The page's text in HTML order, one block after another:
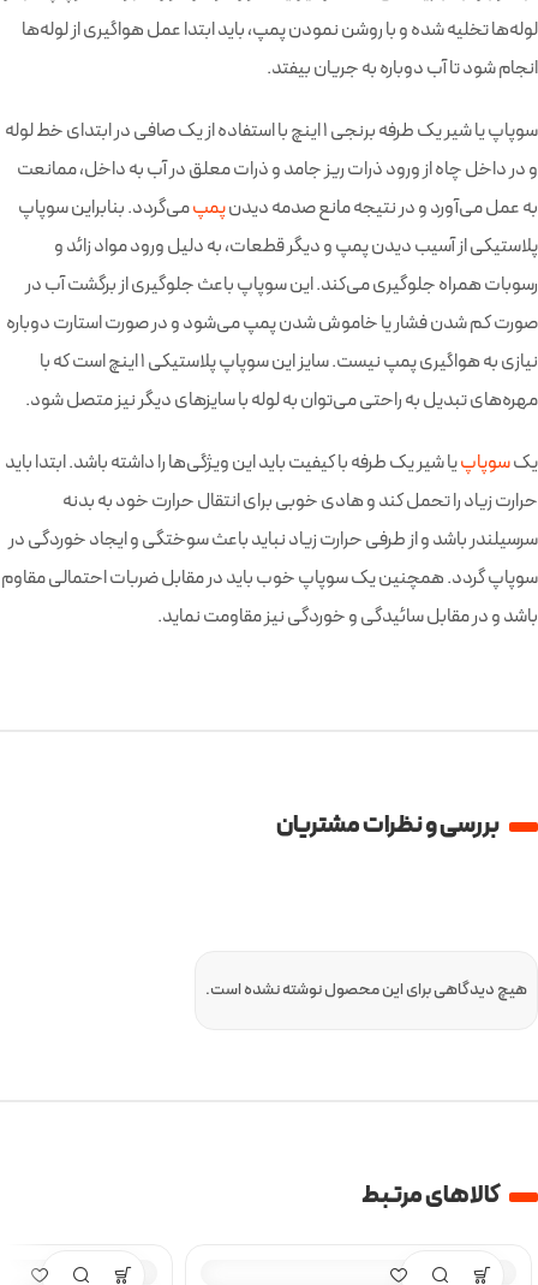
لوله‌ها تخلیه شده و با روشن نمودن پمپ، باید ابتدا عمل هواگیری از لوله‌ها
انجام شود تا آب دوباره به جریان بیفتد.
سوپاپ یا شیر یک طرفه برنجی 1 اینچ با استفاده از یک صافی در ابتدای خط لوله
و در داخل چاه از ورود ذرات ریز جامد و ذرات معلق در آب به داخل، ممانعت
به عمل می‌آورد و در نتیجه مانع صدمه دیدنپمپمی‌گردد. بنابراین سوپاپ
پلاستیکی از آسیب دیدن پمپ و دیگر قطعات، به دلیل ورود مواد زائد و
رسوبات همراه جلوگیری می‌کند. این سوپاپ باعث جلوگیری از برگشت آب در
صورت کم شدن فشار یا خاموش شدن پمپ می‌شود و در صورت استارت دوباره
نیازی به هواگیری پمپ نیست. سایز این سوپاپ پلاستیکی 1 اینچ است که با
مهره‌های تبدیل به راحتی می‌توان به لوله با سایزهای دیگر نیز متصل شود.
یکسوپاپیا شیر یک طرفه با کیفیت باید این ویژگی‌ها را داشته باشد. ابتدا باید
حرارت زیاد را تحمل کند و هادی خوبی برای انتقال حرارت خود به بدنه
سرسیلندر باشد و از طرفی حرارت زیاد نباید باعث سوختگی و ایجاد خوردگی در
سوپاپ گردد. همچنین یک سوپاپ خوب باید در مقابل ضربات احتمالی مقاوم
باشد و در مقابل سائیدگی و خوردگی نیز مقاومت نماید.
بررسی و نظرات مشتریان
هیچ دیدگاهی برای این محصول نوشته نشده است.
کالا‌های مرتبط